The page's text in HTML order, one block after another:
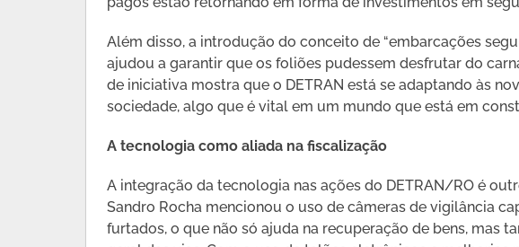
Além disso, a introdução do conceito de “embarcações
ajudou a garantir que os foliões pudessem desfrutar do
de iniciativa mostra que o DETRAN está se adaptando às
sociedade, algo que é vital em um mundo que está em
A tecnologia como aliada na fiscalização
A integração da tecnologia nas ações do DETRAN/RO é
Sandro Rocha mencionou o uso de câmeras de vigilância
furtados, o que não só ajuda na recuperação de bens, mas